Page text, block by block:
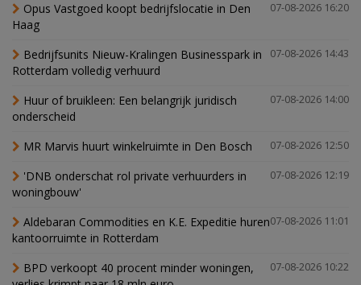
07-08-2026 16:20
Opus Vastgoed koopt bedrijfslocatie in Den
Haag
07-08-2026 14:43
Bedrijfsunits Nieuw-Kralingen Businesspark in
Rotterdam volledig verhuurd
07-08-2026 14:00
Huur of bruikleen: Een belangrijk juridisch
onderscheid
07-08-2026 12:50
MR Marvis huurt winkelruimte in Den Bosch
07-08-2026 12:19
'DNB onderschat rol private verhuurders in
woningbouw'
07-08-2026 11:01
Aldebaran Commodities en K.E. Expeditie huren
kantoorruimte in Rotterdam
07-08-2026 10:22
BPD verkoopt 40 procent minder woningen,